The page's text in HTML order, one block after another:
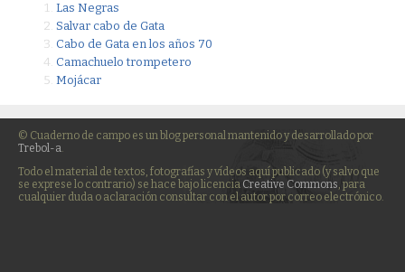
Las Negras
Salvar cabo de Gata
Cabo de Gata en los años 70
Camachuelo trompetero
Mojácar
© Cuaderno de campo es un blog personal mantenido y desarrollado por
Trebol-a.
Todo el material de textos, fotografías y vídeos aquí publicado (y salvo que
se exprese lo contrario) se hace bajo licencia Creative Commons, para
cualquier duda o aclaración consultar con el autor por correo electrónico.